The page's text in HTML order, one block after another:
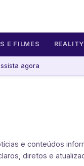
E FILMES REALITY
agora
e conteúdos
diretos e